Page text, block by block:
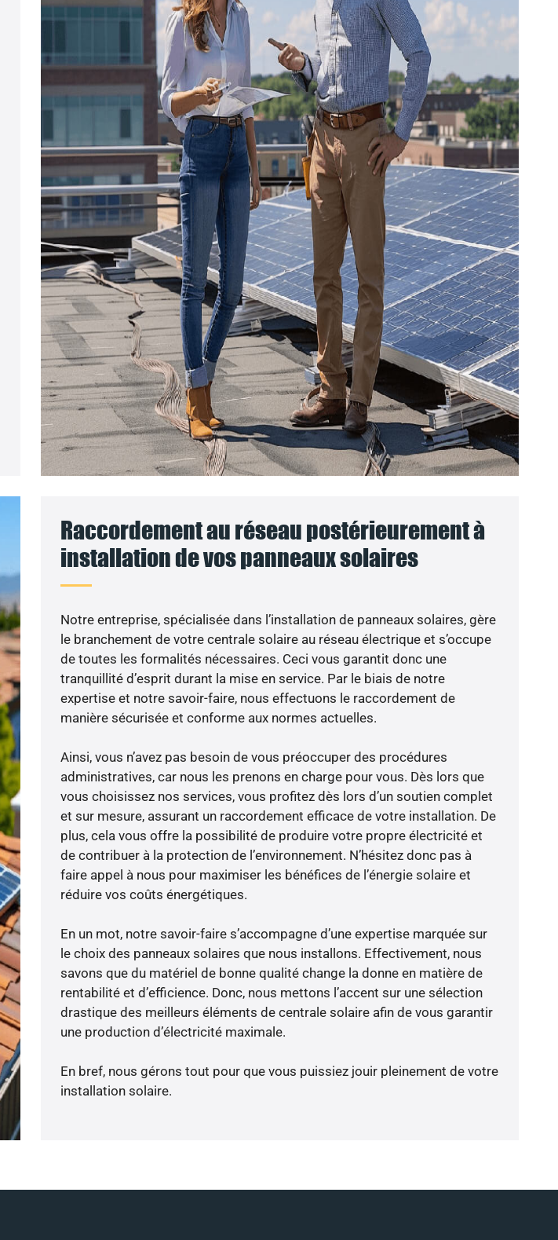
Raccordement au réseau postérieurement à
installation de vos panneaux solaires
Notre entreprise, spécialisée dans l’installation de panneaux solaires, gère
le branchement de votre centrale solaire au réseau électrique et s’occupe
de toutes les formalités nécessaires. Ceci vous garantit donc une
tranquillité d’esprit durant la mise en service. Par le biais de notre
expertise et notre savoir-faire, nous effectuons le raccordement de
manière sécurisée et conforme aux normes actuelles.
Ainsi, vous n’avez pas besoin de vous préoccuper des procédures
administratives, car nous les prenons en charge pour vous. Dès lors que
vous choisissez nos services, vous profitez dès lors d’un soutien complet
et sur mesure, assurant un raccordement efficace de votre installation. De
plus, cela vous offre la possibilité de produire votre propre électricité et
de contribuer à la protection de l’environnement. N’hésitez donc pas à
faire appel à nous pour maximiser les bénéfices de l’énergie solaire et
réduire vos coûts énergétiques.
En un mot, notre savoir-faire s’accompagne d’une expertise marquée sur
le choix des panneaux solaires que nous installons. Effectivement, nous
savons que du matériel de bonne qualité change la donne en matière de
rentabilité et d’efficience. Donc, nous mettons l’accent sur une sélection
drastique des meilleurs éléments de centrale solaire afin de vous garantir
une production d’électricité maximale.
En bref, nous gérons tout pour que vous puissiez jouir pleinement de votre
installation solaire.